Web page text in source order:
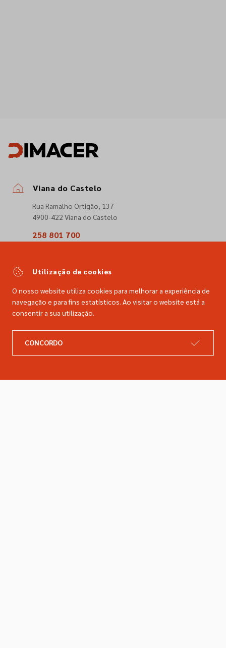
Viana do Castelo
Rua Ramalho Ortigão, 137
4900-422 Viana do Castelo
258 801 700
comercial@dimacer.com
Catálogo
Utilização de cookies
O nosso website utiliza cookies para melhorar a experiência de
navegação e para fins estatísticos. Ao visitar o website está a
consentir a sua utilização.
CONCORDO